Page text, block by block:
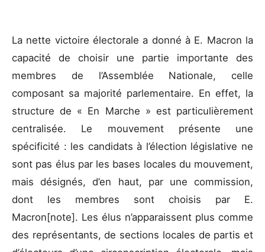
La nette victoire électorale a donné à E. Macron la
capacité de choisir une partie importante des
membres de l’Assemblée Nationale, celle
composant sa majorité parlementaire. En effet, la
structure de « En Marche » est particulièrement
centralisée. Le mouvement présente une
spécificité : les candidats à l’élection législative ne
sont pas élus par les bases locales du mouvement,
mais désignés, d’en haut, par une commission,
dont les membres sont choisis par E.
Macron[note]. Les élus n’apparaissent plus comme
des représentants, de sections locales de partis et